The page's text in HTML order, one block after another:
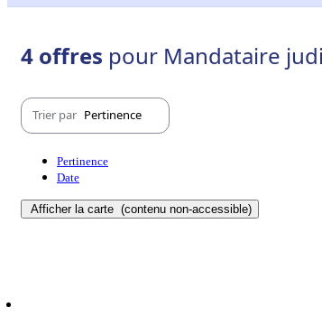
4 offres pour Mandataire
Trier par Pertinence
Pertinence
Date
Afficher la carte (contenu non-accessible)